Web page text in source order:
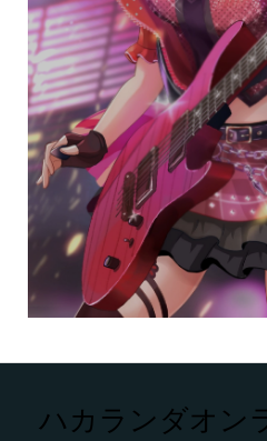
ハカランダオン